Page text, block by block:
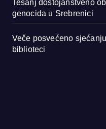
Tešanj dostojanstveno
genocida u Srebrenici
Veče posvećeno
biblioteci